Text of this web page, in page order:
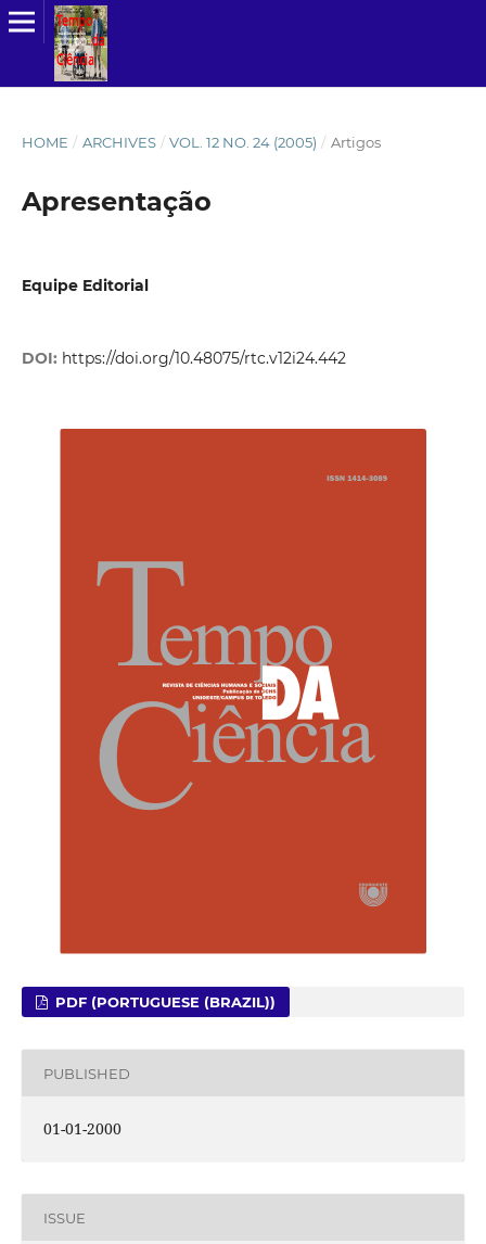
HOME / ARCHIVES / VOL. 12 NO. 24 (2005) / Artigos
Apresentação
Equipe Editorial
DOI: https://doi.org/10.48075/rtc.v12i24.442
PDF (PORTUGUESE (BRAZIL))
PUBLISHED
01-01-2000
ISSUE